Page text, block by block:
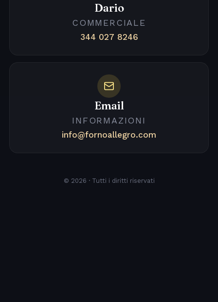
Dario
COMMERCIALE
344 027 8246
Email
INFORMAZIONI
info@fornoallegro.com
© 2026 · Tutti i diritti riservati